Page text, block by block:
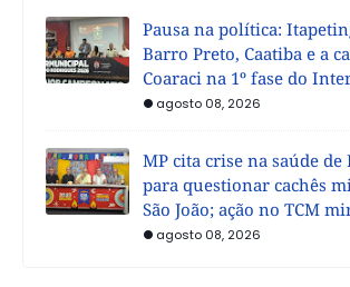
Pausa na política:
Barro Preto, Caatiba e a
Coaraci na 1º fase do
agosto 08, 2026
MP cita crise na saúde de
para questionar cachês
São João; ação no TCM
agosto 08, 2026